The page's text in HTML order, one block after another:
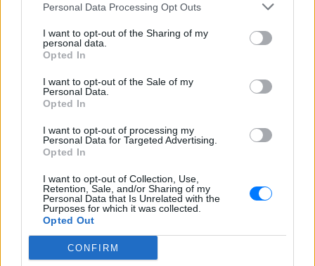
Personal Data Processing Opt Outs
I want to opt-out of the Sharing of my
personal data.
Opted In
I want to opt-out of the Sale of my
Personal Data.
Opted In
I want to opt-out of processing my
Personal Data for Targeted Advertising.
Opted In
I want to opt-out of Collection, Use,
Retention, Sale, and/or Sharing of my
Personal Data that Is Unrelated with the
Purposes for which it was collected.
Opted Out
CONFIRM
ειδήσεωντου E-Daily.gr
Ακολουθήστε το E-Radio.gr και στο Instagram